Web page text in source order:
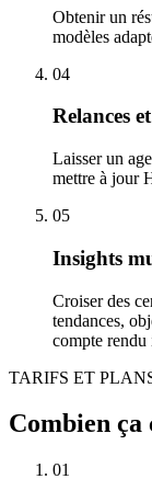
Obtenir un
modèles
04
Relances
Laisser un
mettre à jour
05
Insights
Croiser des
tendances,
compte rendu
TARIFS ET
Combien ça
01